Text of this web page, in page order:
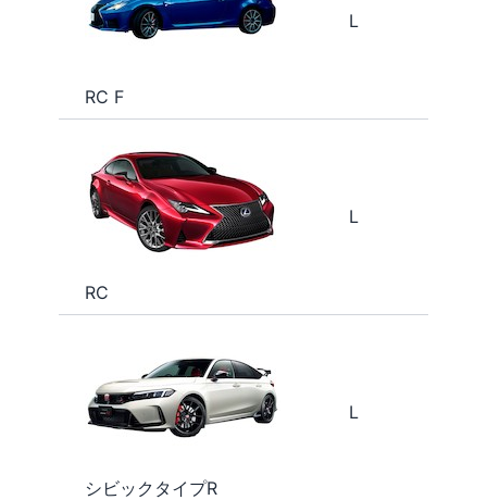
RC F
L
RC
L
シビックタイプR
L